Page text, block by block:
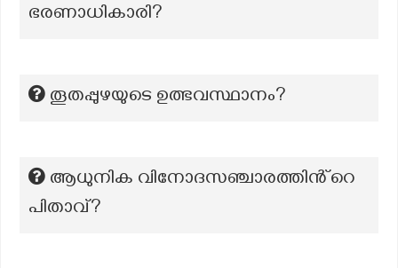
ഭരണാധികാരി?
തൂതപ്പുഴയുടെ ഉത്ഭവസ്ഥാനം?
ആധുനിക വിനോദസഞ്ചാരത്തിൻ്റെ
പിതാവ്?